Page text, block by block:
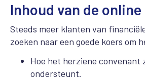
Inhoud van de
Steeds meer klanten van
zoeken naar een goede koers om
Hoe het herziene
ondersteunt.